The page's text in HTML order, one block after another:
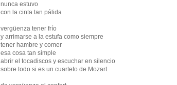
nunca estuvo
con la cinta tan pálida
vergüenza tener frío
y arrimarse a la estufa como siempre
tener hambre y comer
esa cosa tan simple
abrir el tocadiscos y escuchar en silencio
sobre todo si es un cuarteto de Mozart